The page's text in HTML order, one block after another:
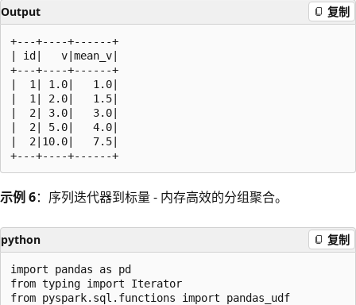
Output 复制
+---+----+------+
| id|   v|mean_v|
+---+----+------+
|  1| 1.0|   1.0|
|  1| 2.0|   1.5|
|  2| 3.0|   3.0|
|  2| 5.0|   4.0|
|  2|10.0|   7.5|
示例 6：序列迭代器到标量 - 内存高效的分组聚合。
python 复制
import pandas as pd
from typing import Iterator
from pyspark.sql.functions import pandas_udf